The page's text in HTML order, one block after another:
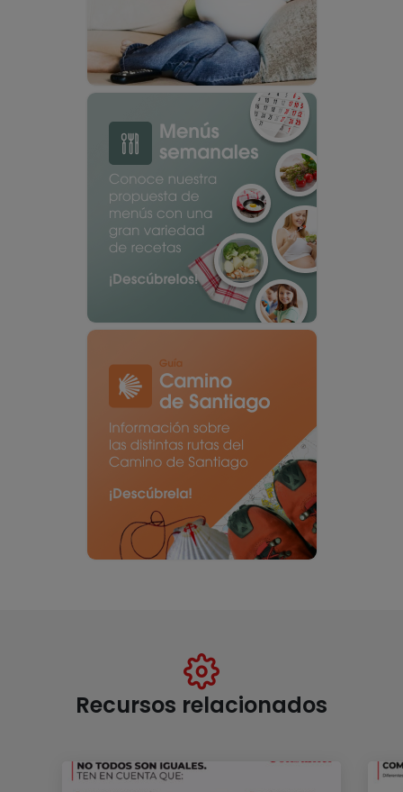
Recursos relacionados